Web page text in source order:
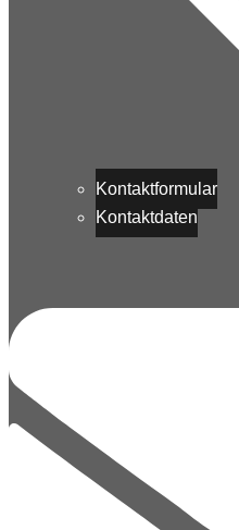
Kontaktformular
Kontaktdaten